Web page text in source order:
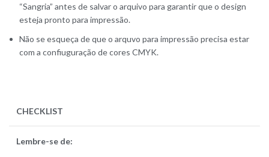
“Sangria” antes de salvar o arquivo para garantir que o design
esteja pronto para impressão.
Não se esqueça de que o arquvo para impressão precisa estar
com a confiuguração de cores CMYK.
CHECKLIST
Lembre-se de: